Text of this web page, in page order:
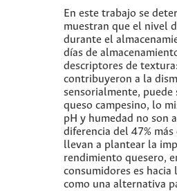
En este trabajo se
muestran que el nivel
durante el
días de
descriptores de
contribuyeron a la
sensorialmente,
queso campesino, lo
pH y humedad no son
diferencia del 47%
llevan a plantear la
rendimiento quesero,
consumidores es
como una alternativa